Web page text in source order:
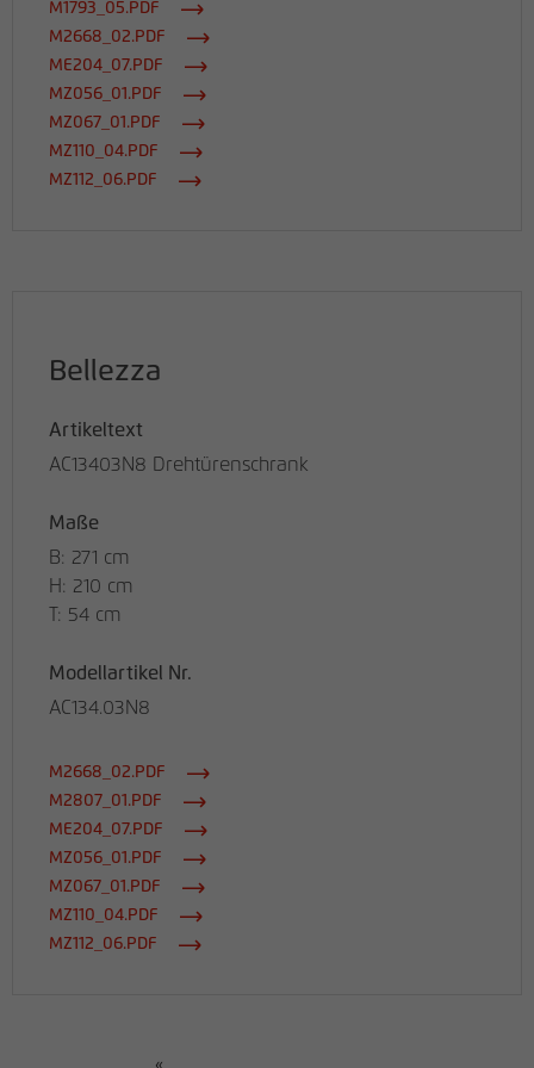
M1793_05.PDF
M2668_02.PDF
ME204_07.PDF
MZ056_01.PDF
MZ067_01.PDF
MZ110_04.PDF
MZ112_06.PDF
Bellezza
Artikeltext
AC13403N8 Drehtürenschrank
Maße
B: 271 cm
H: 210 cm
T: 54 cm
Modellartikel Nr.
AC134.03N8
M2668_02.PDF
M2807_01.PDF
ME204_07.PDF
MZ056_01.PDF
MZ067_01.PDF
MZ110_04.PDF
MZ112_06.PDF